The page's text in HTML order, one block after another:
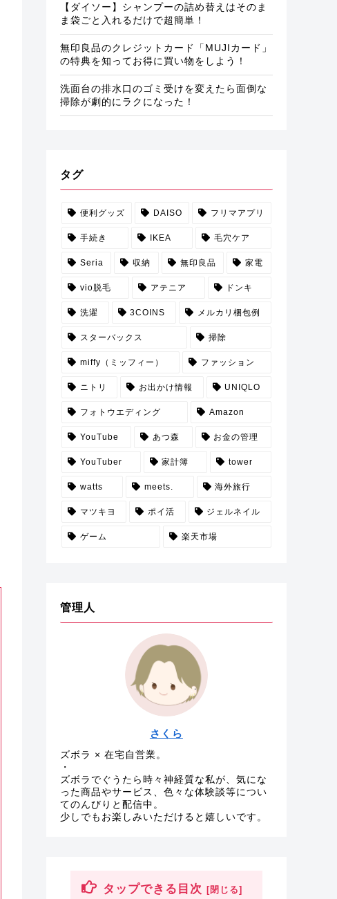
【ダイソー】シャンプーの詰め替えはそのま
ま袋ごと入れるだけで超簡単！
無印良品のクレジットカード「MUJIカード」
の特典を知ってお得に買い物をしよう！
洗面台の排水口のゴミ受けを変えたら面倒な
掃除が劇的にラクになった！
タグ
便利グッズ DAISO フリマアプリ
手続き IKEA 毛穴ケア
Seria 収納 無印良品 家電
vio脱毛 アテニア ドンキ
洗濯 3COINS メルカリ梱包例
スターバックス 掃除
miffy（ミッフィー） ファッション
ニトリ お出かけ情報 UNIQLO
フォトウエディング Amazon
YouTube あつ森 お金の管理
YouTuber 家計簿 tower
watts meets. 海外旅行
マツキヨ ポイ活 ジェルネイル
ゲーム 楽天市場
管理人
さくら
ズボラ × 在宅自営業。
・
ズボラでぐうたら時々神経質な私が、気にな
った商品やサービス、色々な体験談等につい
てのんびりと配信中。
少しでもお楽しみいただけると嬉しいです。
タップできる目次